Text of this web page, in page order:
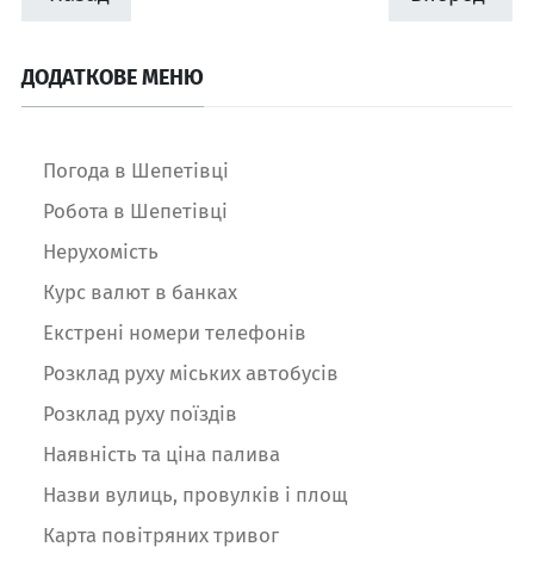
ДОДАТКОВЕ МЕНЮ
Погода в Шепетівці
Робота в Шепетівці
Нерухомість
Курс валют в банках
Екстрені номери телефонів
Розклад руху міських автобусів
Розклад руху поїздів
Наявність та ціна палива
Назви вулиць, провулків і площ
Карта повітряних тривог